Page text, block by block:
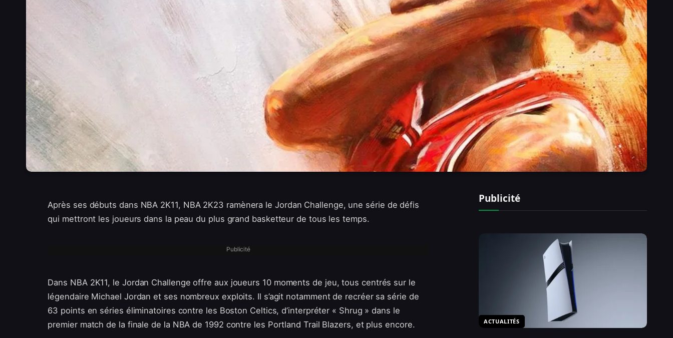
Après ses débuts dans NBA 2K11, NBA 2K23 ramènera le Jordan Challenge, une série de défis
qui mettront les joueurs dans la peau du plus grand basketteur de tous les temps.
Publicité
Dans NBA 2K11, le Jordan Challenge offre aux joueurs 10 moments de jeu, tous centrés sur le
légendaire Michael Jordan et ses nombreux exploits. Il s’agit notamment de recréer sa série de
63 points en séries éliminatoires contre les Boston Celtics, d’interpréter « Shrug » dans le
premier match de la finale de la NBA de 1992 contre les Portland Trail Blazers, et plus encore.
Publicité
ACTUALITÉS